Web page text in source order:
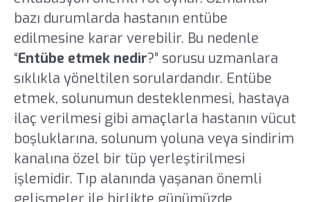
bazı durumlarda hastanın entübe
edilmesine karar verebilir. Bu nedenle
“Entübe etmek nedir?” sorusu uzmanlara
sıklıkla yöneltilen sorulardandır. Entübe
etmek, solunumun desteklenmesi, hastaya
ilaç verilmesi gibi amaçlarla hastanın vücut
boşluklarına, solunum yoluna veya sindirim
kanalına özel bir tüp yerleştirilmesi
işlemidir. Tıp alanında yaşanan önemli